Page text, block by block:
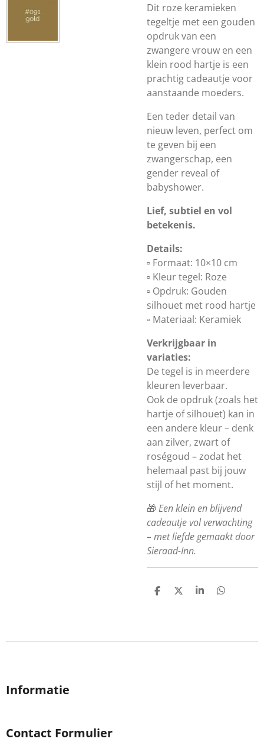
Dit roze keramieken
tegeltje met een gouden
opdruk van een
zwangere vrouw en een
klein rood hartje is een
prachtig cadeautje voor
aanstaande moeders.
Een teder detail van
nieuw leven, perfect om
te geven bij een
zwangerschap, een
gender reveal of
babyshower.
Lief, subtiel en vol
betekenis.
Details:
▫️ Formaat: 10×10 cm
▫️ Kleur tegel: Roze
▫️ Opdruk: Gouden
silhouet met rood hartje
▫️ Materiaal: Keramiek
Verkrijgbaar in
variaties:
De tegel is in meerdere
kleuren leverbaar.
Ook de opdruk (zoals het
hartje of silhouet) kan in
een andere kleur – denk
aan zilver, zwart of
roségoud – zodat het
helemaal past bij jouw
stijl of het moment.
🎁 Een klein en blijvend
cadeautje vol verwachting
– met liefde gemaakt door
Sieraad-Inn.
D
D
S
D
Informatie
Contact Formulier